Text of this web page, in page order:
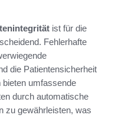
ist für die
Fehlerhafte
die Patientensicherheit
umfassende
durch automatische
zu gewährleisten, was